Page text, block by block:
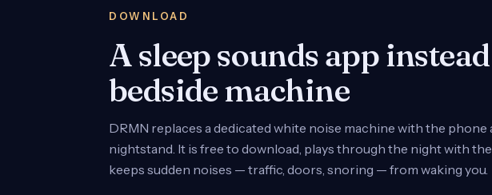
DOWNLOAD
A sleep sounds app
bedside machine
DRMN replaces a dedicated white noise machine with the phone
nightstand. It is free to download, plays through the night with
keeps sudden noises — traffic, doors, snoring — from waking you.